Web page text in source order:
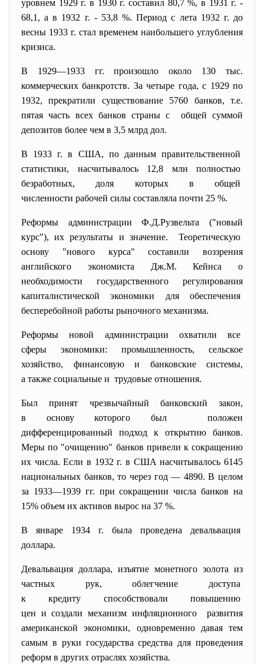
уровнем 1929 г. в 1930 г. составил 80,7 %, в 1931 г. -
68,1, а в 1932 г. - 53,8 %. Период с лета 1932 г. до
весны 1933 г. стал временем наибольшего углубления
кризиса.
В 1929—1933 гг. произошло около 130 тыс.
коммерческих банкротств. За четыре года, с 1929 по
1932, прекратили существование 5760 банков, т.е.
пятая часть всех банков страны с общей суммой
депозитов более чем в 3,5 млрд дол.
В 1933 г. в США, по данным правительственной
статистики, насчитывалось 12,8 млн полностью
безработных, доля которых в общей
численности рабочей силы составляла почти 25 %.
Реформы администрации Ф.Д.Рузвельта ("новый
курс"), их результаты и значение. Теоретическую
основу "нового курса" составили воззрения
английского экономиста Дж.М. Кейнса о
необходимости государственного регулирования
капиталистической экономики для обеспечения
бесперебойной работы рыночного механизма.
Реформы новой администрации охватили все
сферы экономики: промышленность, сельское
хозяйство, финансовую и банковские системы,
а также социальные и трудовые отношения.
Был принят чрезвычайный банковский закон,
в основу которого был положен
дифференцированный подход к открытию банков.
Меры по "очищению" банков привели к сокращению
их числа. Если в 1932 г. в США насчитывалось 6145
национальных банков, то через год — 4890. В целом
за 1933—1939 гг. при сокращении числа банков на
15% объем их активов вырос на 37 %.
В январе 1934 г. была проведена девальвация
доллара.
Девальвация доллара, изъятие монетного золота из
частных рук, облегчение доступа
к кредиту способствовали повышению
цен и создали механизм инфляционного развития
американской экономики, одновременно давая тем
самым в руки государства средства для проведения
реформ в других отраслях хозяйства.